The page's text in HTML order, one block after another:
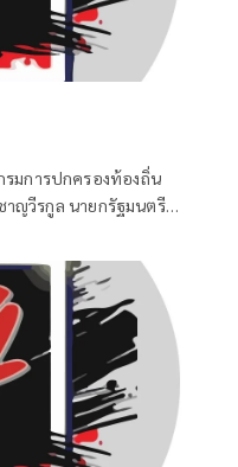
มการปกครองท้องถิ่น
ญวีรกูล นายกรัฐมนตรี